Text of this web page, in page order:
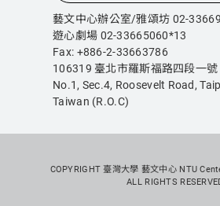
藝文中心辦公室/雅頌坊 02-
遊心劇場 02-33665060*13
Fax: +886-2-33663786
106319 臺北市羅斯福路四段一號
No.1, Sec.4, Roosevelt Road,
Taiwan (R.O.C)
COPYRIGHT 臺灣大學 藝文中心 NTU